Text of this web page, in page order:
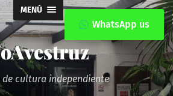
MENÚ
de cultura independiente
WhatsApp us